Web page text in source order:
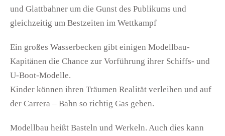
und Glattbahner um die Gunst des Publikums und
gleichzeitig um Bestzeiten im Wettkampf
Ein großes Wasserbecken gibt einigen Modellbau-
Kapitänen die Chance zur Vorführung ihrer Schiffs- und
U-Boot-Modelle.
Kinder können ihren Träumen Realität verleihen und auf
der Carrera – Bahn so richtig Gas geben.
Modellbau heißt Basteln und Werkeln. Auch dies kann